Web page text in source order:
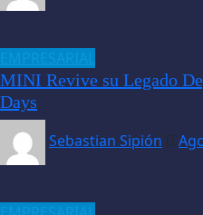
MINI Revive su Legado
Days
Sebastian Sipión